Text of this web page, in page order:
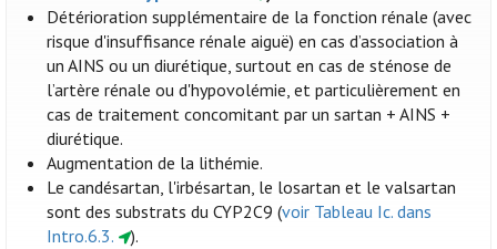
Détérioration supplémentaire de la fonction rénale (avec
risque d'insuffisance rénale aiguë) en cas d’association à
un AINS ou un diurétique, surtout en cas de sténose de
l’artère rénale ou d'hypovolémie, et particulièrement en
cas de traitement concomitant par un sartan + AINS +
diurétique.
Augmentation de la lithémie.
Le candésartan, l'irbésartan, le losartan et le valsartan
sont des substrats du CYP2C9 (voir Tableau Ic. dans
Intro.6.3.
).